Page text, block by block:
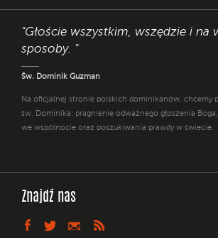
"Głoście wszystkim, wszędzie i na
sposoby. "
Św. Dominik Guzman
Na oficjalnej stronie polskich dominikanów, chcemy
św. Dominika: pragnienie odważnego głoszenia
we wspólnocie oraz poszukiwania prawdy w świecie.
Znajdź nas